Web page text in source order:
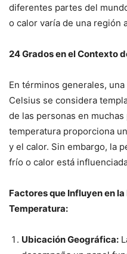
diferentes partes del
o calor varía de una región
24 Grados en el Contexto
En términos generales,
Celsius se considera
de las personas en
temperatura proporciona
y el calor. Sin embargo, la
frío o calor está
Factores que Influyen en
Temperatura:
Ubicación Geográfica: